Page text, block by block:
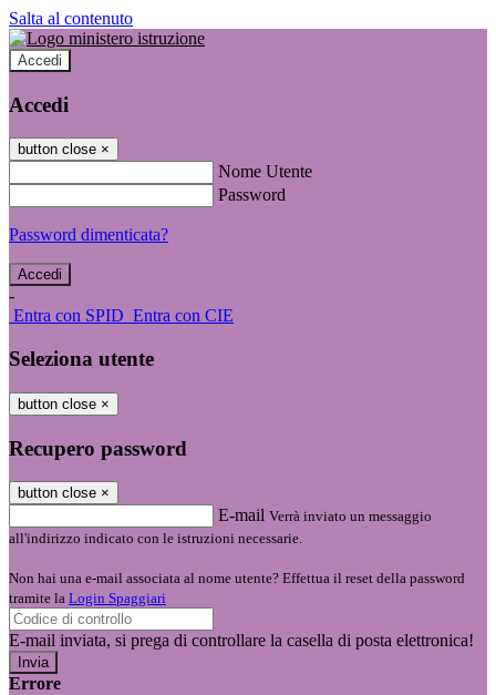
Salta al contenuto
Accedi
Accedi
button close ×
Nome Utente
Password
Password dimenticata?
-
Entra con SPID Entra con CIE
Seleziona utente
button close ×
Recupero password
button close ×
E-mail Verrà inviato un messaggio
all'indirizzo indicato con le istruzioni necessarie.
Non hai una e-mail associata al nome utente? Effettua il reset della password
tramite la Login Spaggiari
E-mail inviata, si prega di controllare la casella di posta elettronica!
Errore